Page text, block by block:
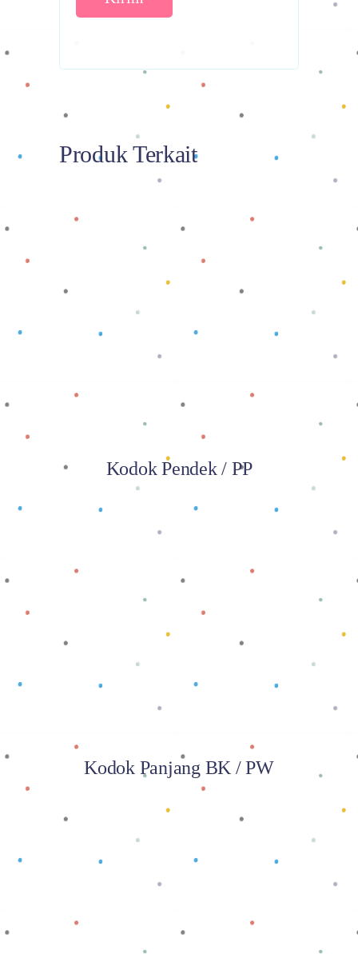
Produk Terkait
Baca selengkapnya
Kodok Pendek / PP
Baca selengkapnya
Kodok Panjang BK / PW